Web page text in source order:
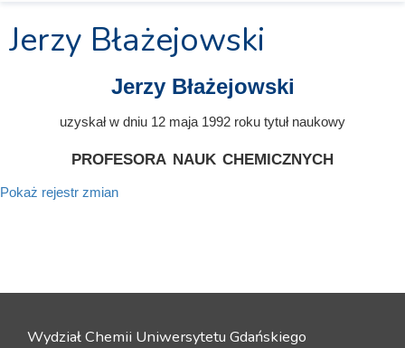
Jerzy Błażejowski
Jerzy Błażejowski
uzyskał w dniu 12 maja 1992 roku tytuł naukowy
profesora nauk chemicznych
Pokaż rejestr zmian
Wydział Chemii Uniwersytetu Gdańskiego